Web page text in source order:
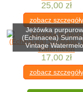
25,00 zł
zobacz szczegóły
Jeżówka
(Echinacea)
Vintage
17,00 zł
zobacz szczegóły